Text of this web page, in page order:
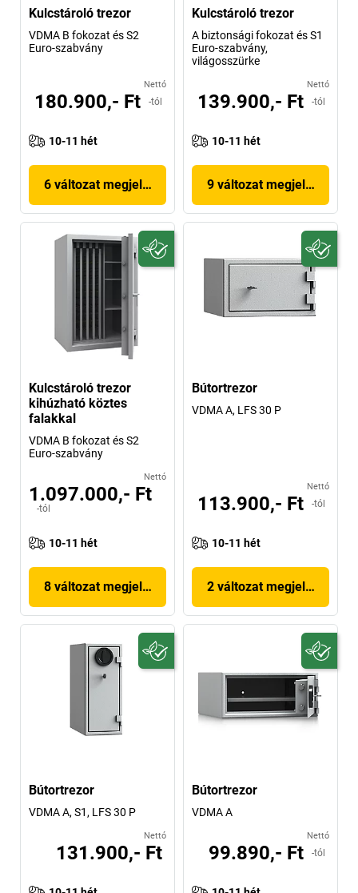
Kulcstároló trezor
VDMA B fokozat és S2
Euro-szabvány
Nettó
180.900,- Ft -tól
10-11 hét
6 változat megjelenítése
Kulcstároló trezor
A biztonsági fokozat és S1
Euro-szabvány,
világosszürke
Nettó
139.900,- Ft -tól
10-11 hét
9 változat megjelenítése
Kulcstároló trezor
kihúzható köztes
falakkal
VDMA B fokozat és S2
Euro-szabvány
Nettó
1.097.000,- Ft
-tól
10-11 hét
8 változat megjelenítése
Bútortrezor
VDMA A, LFS 30 P
Nettó
113.900,- Ft -tól
10-11 hét
2 változat megjelenítése
Bútortrezor
VDMA A, S1, LFS 30 P
Nettó
131.900,- Ft
Bútortrezor
VDMA A
Nettó
99.890,- Ft -tól